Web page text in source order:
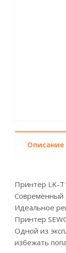
Описание
Принтер LK-
Современный
Идеальное
Принтер
Одной из
избежать